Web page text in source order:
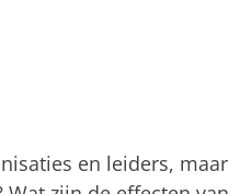
en leiders, maar